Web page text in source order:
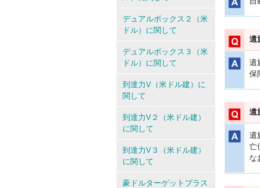
遺
遺
保
遺
遺
亡
な
デュアルボックス２（米
ドル）に関して
デュアルボックス３（米
ドル）に関して
到達力V（米ドル建）に
関して
到達力V２（米ドル建）
に関して
到達力V３（米ドル建）
に関して
豪ドルターゲットプラス